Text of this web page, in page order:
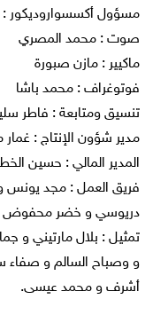
مسؤول أكسسواروديكور :
صوت : محمد المصري
ماكيير : مازن صبورة
فوتوغراف : محمد باشا
تنسيق ومتابعة : فاطر
مدير شؤون الإنتاج : غمار
المدير المالي : حسين
فريق العمل : مجد يونس و
دريوسي و خضر محفوض .
تمثيل : بلال مارتيني و
و وصباح السالم و صفاء
أشرف و محمد عيسى.